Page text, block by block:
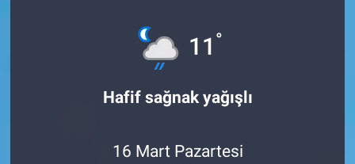
11 °
Hafif sağnak yağışlı
16 Mart Pazartesi